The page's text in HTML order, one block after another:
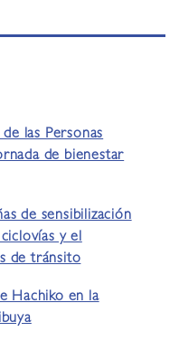
las Personas
de bienestar
de sensibilización
y el
de tránsito
Hachiko en la